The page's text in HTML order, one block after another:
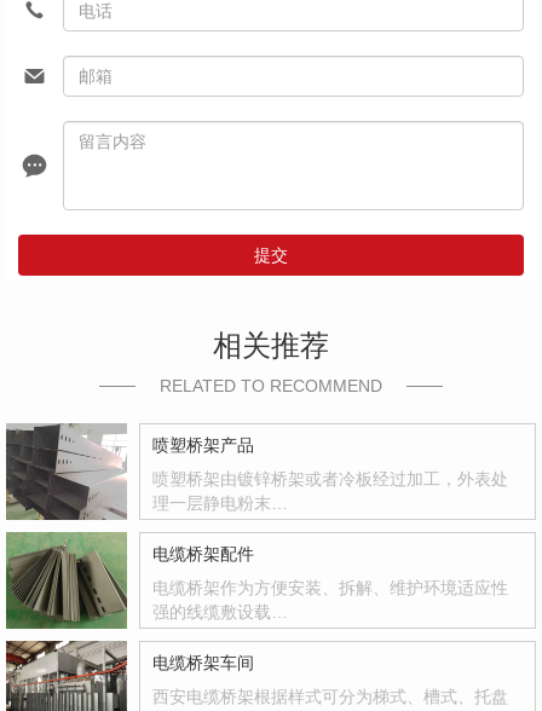
提交
相关推荐
RELATED TO RECOMMEND
喷塑桥架产品
喷塑桥架由镀锌桥架或者冷板经过加工，外表处
理一层静电粉末…
电缆桥架配件
电缆桥架作为方便安装、拆解、维护环境适应性
强的线缆敷设载…
电缆桥架车间
西安电缆桥架根据样式可分为梯式、槽式、托盘